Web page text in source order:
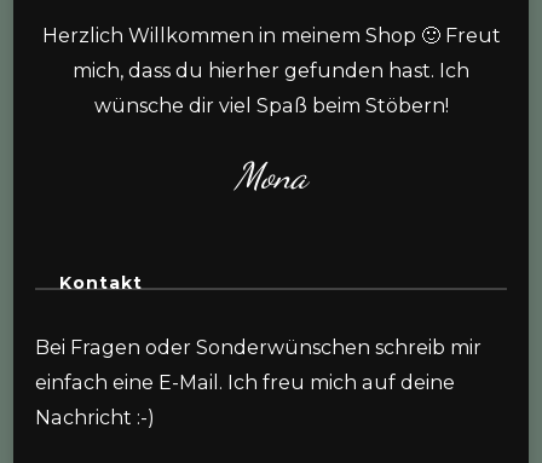
Herzlich Willkommen in meinem Shop 🙂 Freut
mich, dass du hierher gefunden hast. Ich
wünsche dir viel Spaß beim Stöbern!
Mona
Kontakt
Bei Fragen oder Sonderwünschen schreib mir
einfach eine E-Mail. Ich freu mich auf deine
Nachricht :-)